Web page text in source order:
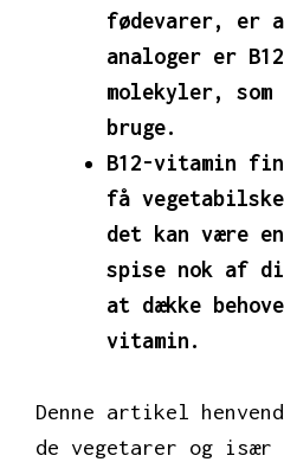
fødevarer, er
analoger er
molekyler, som
bruge.
B12-vitamin
få
det kan være
spise nok af
at dække
vitamin.
Denne artikel
de vegetarer og især